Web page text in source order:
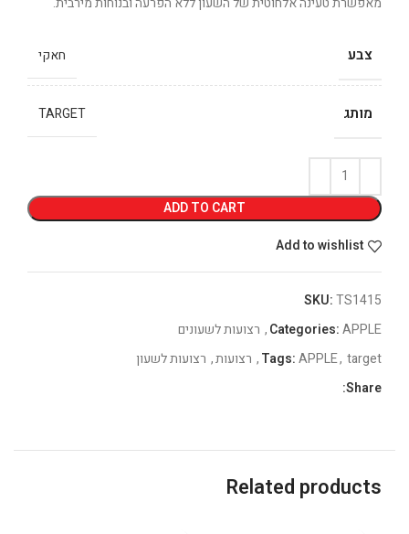
צבע חאקי
מותג TARGET
ADD TO CART
Add to wishlist
SKU:TS1415
Categories:APPLE
, רצועות לשעונים
Tags:APPLE, target
, רצועות, רצועות לשעון
Share:
Related products